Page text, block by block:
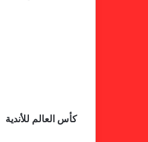
كأس العالم للأندية